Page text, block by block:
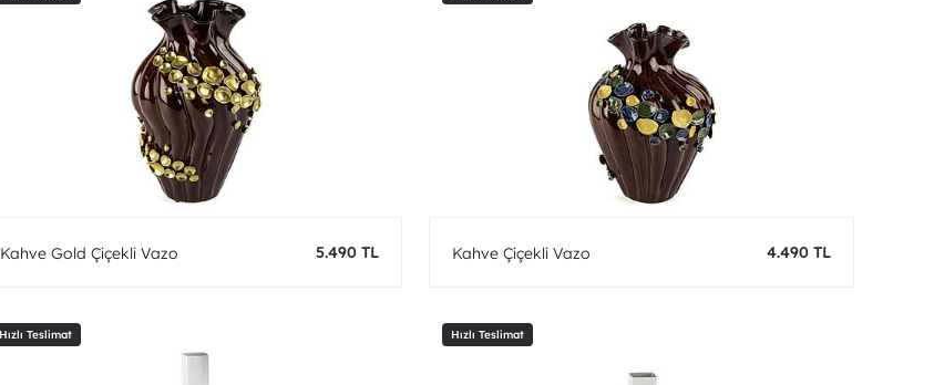
Kahve Gold Çiçekli Vazo 5.490 TL Kahve Çiçekli Vazo 4.490 TL